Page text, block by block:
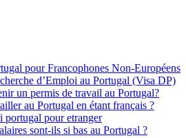
pour Francophones Non-Européens
d’Emploi au Portugal (Visa DP)
un permis de travail au Portugal?
au Portugal en étant français ?
portugal pour etranger
sont-ils si bas au Portugal ?